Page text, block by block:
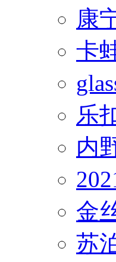
康
卡
乐
内
金
苏